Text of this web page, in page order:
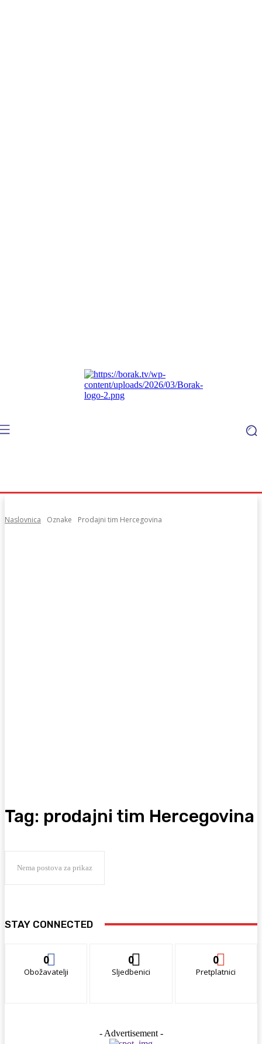
Naslovnica Oznake Prodajni tim Hercegovina
Tag: prodajni tim Hercegovina
Nema postova za prikaz
STAY CONNECTED
0
Obožavatelji
0
Sljedbenici
0
Pretplatnici
- Advertisement -